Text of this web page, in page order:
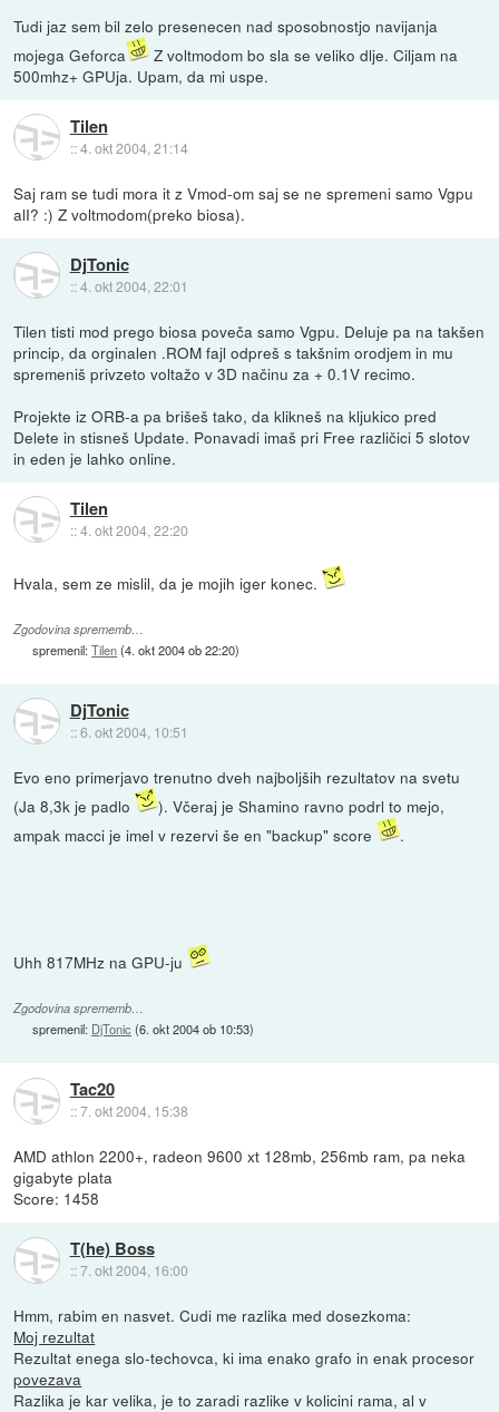
Tudi jaz sem bil zelo presenecen nad sposobnostjo navijanja
mojega Geforca
Z voltmodom bo sla se veliko dlje. Ciljam na
500mhz+ GPUja. Upam, da mi uspe.
Tilen
::4. okt 2004, 21:14
Saj ram se tudi mora it z Vmod-om saj se ne spremeni samo Vgpu
alI? :) Z voltmodom(preko biosa).
DjTonic
::4. okt 2004, 22:01
Tilen tisti mod prego biosa poveča samo Vgpu. Deluje pa na takšen
princip, da orginalen .ROM fajl odpreš s takšnim orodjem in mu
spremeniš privzeto voltažo v 3D načinu za + 0.1V recimo.
Projekte iz ORB-a pa brišeš tako, da klikneš na kljukico pred
Delete in stisneš Update. Ponavadi imaš pri Free različici 5 slotov
in eden je lahko online.
Tilen
::4. okt 2004, 22:20
Hvala, sem ze mislil, da je mojih iger konec.
Zgodovina sprememb…
spremenil:Tilen(4. okt 2004 ob 22:20)
DjTonic
::6. okt 2004, 10:51
Evo eno primerjavo trenutno dveh najboljših rezultatov na svetu
(Ja 8,3k je padlo
). Včeraj je Shamino ravno podrl to mejo,
ampak macci je imel v rezervi še en "backup" score
.
Uhh 817MHz na GPU-ju
Zgodovina sprememb…
spremenil: DjTonic (6. okt 2004 ob 10:53)
Tac20
::7. okt 2004, 15:38
AMD athlon 2200+, radeon 9600 xt 128mb, 256mb ram, pa neka
gigabyte plata
Score: 1458
T(he) Boss
::7. okt 2004, 16:00
Hmm, rabim en nasvet. Cudi me razlika med dosezkoma:
Moj rezultat
Rezultat enega slo-techovca, ki ima enako grafo in enak procesor
povezava
Razlika je kar velika, je to zaradi razlike v kolicini rama, al v